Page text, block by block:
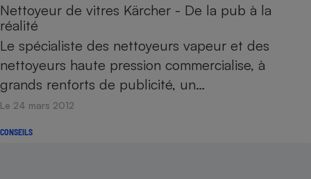
Nettoyeur de vitres Kärcher - De la pub à la
réalité
Le spécialiste des nettoyeurs vapeur et des
nettoyeurs haute pression commercialise, à
grands renforts de publicité, un…
Le 24 mars 2012
CONSEILS